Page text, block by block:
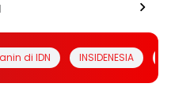
di IDN INSIDENESIA